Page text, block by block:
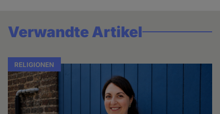
Verwandte Artikel
RELIGIONEN